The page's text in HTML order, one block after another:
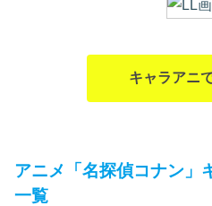
キャラアニ
アニメ「名探偵コナン」
一覧